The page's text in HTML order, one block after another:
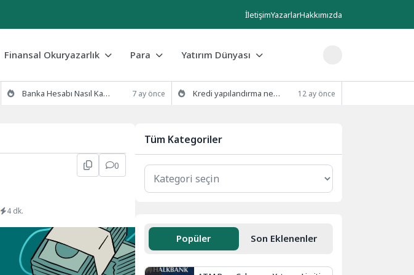
İletişimYazarlarHakkımızda
Finansal Okuryazarlık Para Yatırım Dünyası
Banka Hesabı Nasıl Kapatılır? (Şubeye Gitmeden E-Devlet ve Mobil Yöntemler) 7 ay önce Kredi yapılandırma nedir ve nasıl yapılır? 12 ay önce
0
4 dk.
Tüm Kategoriler
Popüler Son Eklenenler